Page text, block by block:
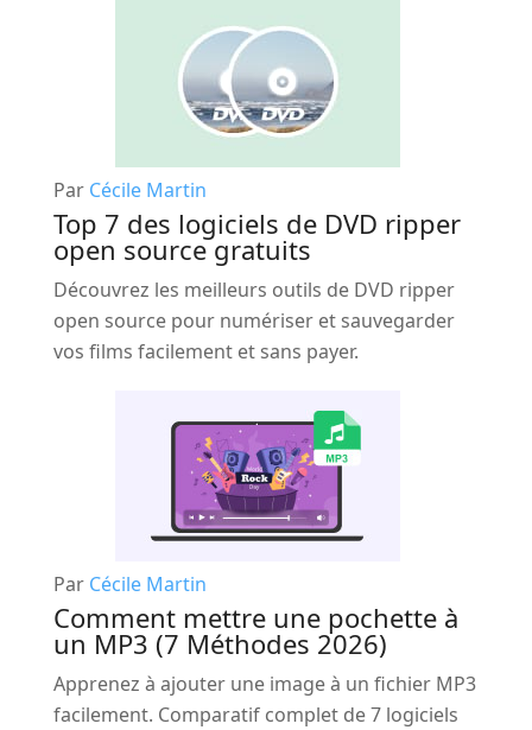
Par Cécile Martin
Top 7 des logiciels de DVD ripper
open source gratuits
Découvrez les meilleurs outils de DVD ripper
open source pour numériser et sauvegarder
vos films facilement et sans payer.
Par Cécile Martin
Comment mettre une pochette à
un MP3 (7 Méthodes 2026)
Apprenez à ajouter une image à un fichier MP3
facilement. Comparatif complet de 7 logiciels